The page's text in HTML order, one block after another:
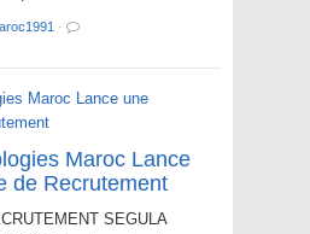
·
Maroc Lance
de Recrutement
SEGULA